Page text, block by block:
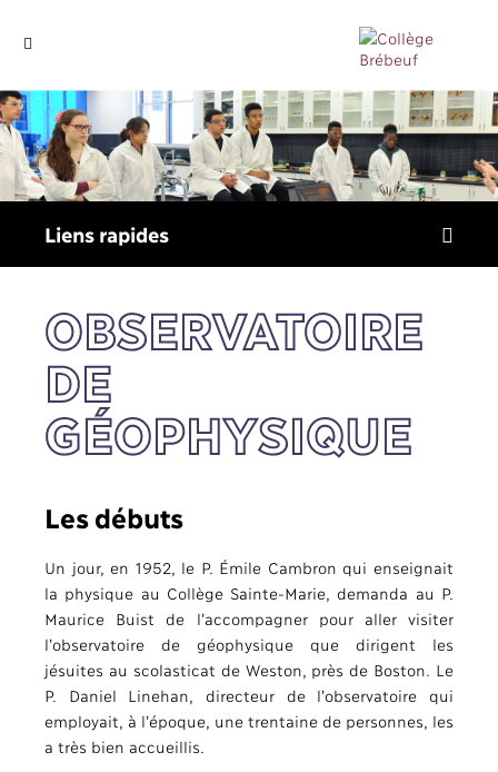
OBSERVATOIRE
DE
GÉOPHYSIQUE
Liens rapides
Les débuts
Un jour, en 1952, le P. Émile Cambron qui enseignait
la physique au Collège Sainte-Marie, demanda au P.
Maurice Buist de l’accompagner pour aller visiter
l’observatoire de géophysique que dirigent les
jésuites au scolasticat de Weston, près de Boston. Le
P. Daniel Linehan, directeur de l’observatoire qui
employait, à l’époque, une trentaine de personnes, les
a très bien accueillis.